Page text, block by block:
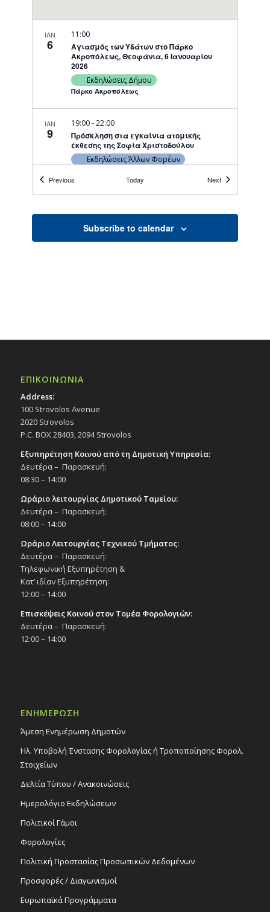
ΙΑΝ
6
Αγιασμός των Υδάτων στο Πάρκο
Ακροπόλεως, Θεοφάνια, 6 Ιανουαρίου
2026
11:00
Εκδηλώσεις Δήμου
Πάρκο Ακροπόλεως
ΙΑΝ
9
Πρόσκληση στα εγκαίνια ατομικής
έκθεσης της Σοφία Χριστοδούλου
19:00-22:00
Εκδηλώσεις Άλλων Φορέων
21
Παρουσίαση Έρωτας ή Αγάπη: Μύθοι και
Αλήθειες, 21/1/26
Εκκλησιαστικό Μουσείο Εθνομάρτυρα
ΙΑΝ 20:30
Εκδηλώσεις στο Δημοτικό Θέατρο
ΙΑΝ
24
Victor Patrascan – Stand up Comedy in
Broken English, 24/1/26
20:00
Δημοτικό Θέατρο Στροβόλου
ΙΑΝ
30
Το Furry Book Club τον Ιανουάριο για
παιδιά στη Δημοτική Βιβλιοθήκη
Στροβόλου! 30/1/26, 17:30-18:30
Εκδηλώσεις Δήμου
Πολιτιστικό Κέντρο Στροβόλου
ΙΑΝ
31 Παράσταση χορού «Pocahontas», 31/1/26
19:00
ΦΕΒ
1
18:00
Εκδηλώσεις στο Δημοτικό Θέατρο
Previous Today NextEvents
Subscribe to calendar
ΕΠΙΚΟΙΝΩΝΙΑ
Address:
100 Strovolos Avenue
2020 Strovolos
P.C. BOX 28403, 2094 Strovolos
Εξυπηρέτηση Κοινού από τη Δημοτική Υπηρεσία:
Δευτέρα – Παρασκευή:
08:30 – 14:00
Ωράριο λειτουργίας Δημοτικού Ταμείου:
Δευτέρα – Παρασκευή:
08:00 – 14:00
Ωράριο Λειτουργίας Τεχνικού Τμήματος:
Δευτέρα – Παρασκευή:
Τηλεφωνική Εξυπηρέτηση &
Κατ’ ιδίαν Εξυπηρέτηση:
12:00 – 14:00
Επισκέψεις Κοινού στον Τομέα Φορολογιών:
Δευτέρα – Παρασκευή:
12:00 – 14:00
ΕΝΗΜΕΡΩΣΗ
Άμεση Ενημέρωση Δημοτών
Ηλ. Υποβολή Ένστασης Φορολογίας ή Τροποποίησης Φορολ.
Στοιχείων
Δελτία Τύπου / Ανακοινώσεις
Ημερολόγιο Εκδηλώσεων
Πολιτικοί Γάμοι
Φορολογίες
Πολιτική Προστασίας Προσωπικών Δεδομένων
Προσφορές / Διαγωνισμοί
Ευρωπαϊκά Προγράμματα